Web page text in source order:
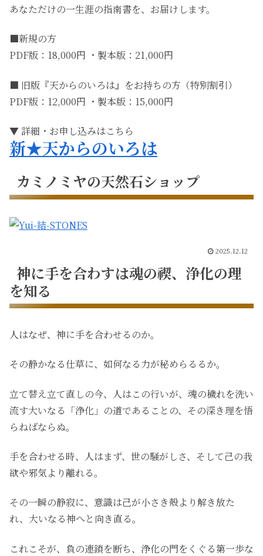
あなただけの一生涯の指南書を、お届けします。
■新規の方
PDF版：18,000円 ・製本版：21,000円
■ 旧版『天からのいろは』をお持ちの方（特別割引）
PDF版：12,000円 ・製本版：15,000円
▼ 詳細・お申し込みはこちら
新★天からのいろは
カミノミヤの天然石ショップ
2025.12.12
神に手を合わすは魂の禊、浄化の理
を知る
人はなぜ、神に手を合わせるのか。
その静かなる仕草に、如何なる力が秘めらるるか。
立て替え立て直しの今、人はこの行いが、魂の穢れを洗い
流す大いなる「浄化」の道であることの、その深き理を悟
らねばならぬ。
手を合わせる時、人はまず、世の騒がしさ、そして己の我
欲や邪気より離れる。
その一瞬の静寂に、意識は己が小さき殻より解き放た
れ、大いなる神へと向き直る。
これこそが、負の連鎖を断ち、浄化の門をくぐる第一歩な